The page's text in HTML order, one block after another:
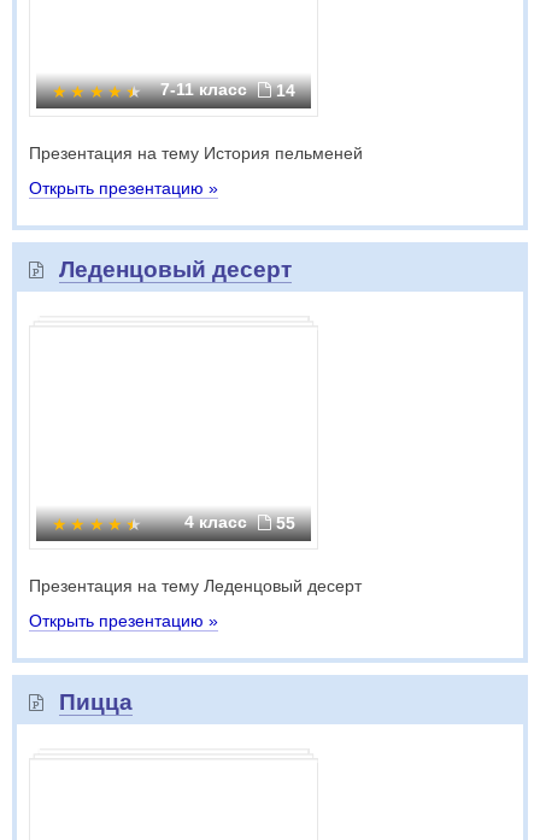
7-11 класс 14
Презентация на тему История пельменей
Открыть презентацию »
Леденцовый десерт
4 класс 55
Презентация на тему Леденцовый десерт
Открыть презентацию »
Пицца